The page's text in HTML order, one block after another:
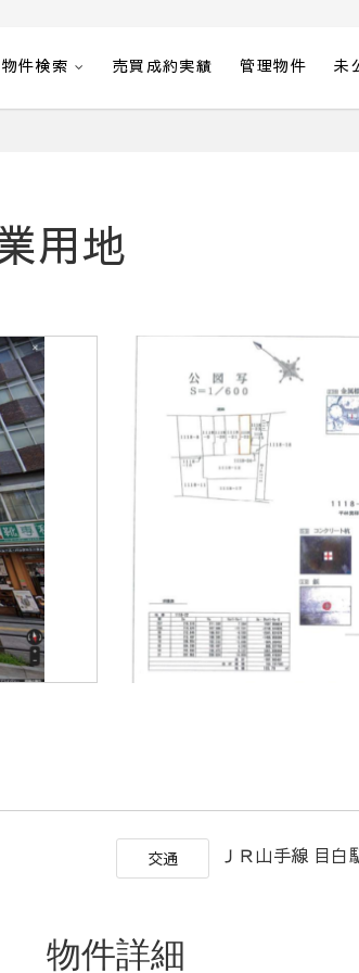
件検索 売買成約実績 管理物件 未
用地
交通 ＪＲ山手線 目白
物件詳細